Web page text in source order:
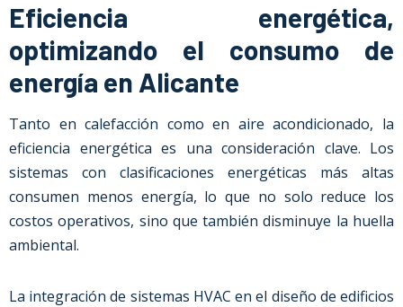
Eficiencia energética,
optimizando el consumo de
energía en Alicante
Tanto en calefacción como en aire acondicionado, la
eficiencia energética es una consideración clave. Los
sistemas con clasificaciones energéticas más altas
consumen menos energía, lo que no solo reduce los
costos operativos, sino que también disminuye la huella
ambiental.
La integración de sistemas HVAC en el diseño de edificios